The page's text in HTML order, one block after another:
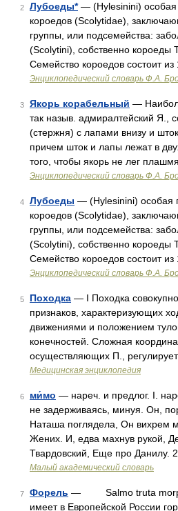
2 Лубоеды*— (Hylesinini) особая
короедов (Scolytidae),
группы, или подсемейства:
(Scolytini), собственно короеды
Семейство короедов состоит
Энциклопедический словарь Ф.А.
3 Якорь корабельный —
так назыв. адмиралтейский Я.,
(стержня) с лапами внизу и
причем шток и лапы лежат в
того, чтобы якорь не лег
Энциклопедический словарь Ф.А.
4 Лубоеды — (Hylesinini) особая
короедов (Scolytidae),
группы, или подсемейства:
(Scolytini), собственно короеды
Семейство короедов состоит
Энциклопедический словарь Ф.А.
5 Походка — I Походка
признаков, характеризующих
движениями и положением
конечностей. Сложная
осуществляющих П.,
Медицинская энциклопедия
6 ми́мо — нареч. и предлог. I.
не задерживаясь, минуя. Он,
Наташа поглядела, Он вихрем
Жених. И, едва махнув рукой,
Твардовский, Еще про Данилу.
Малый академический словарь
7 Форель — Salmo truta
имеет в Европейской России